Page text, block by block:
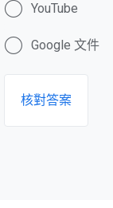
YouTube
Google 文件
核對答案